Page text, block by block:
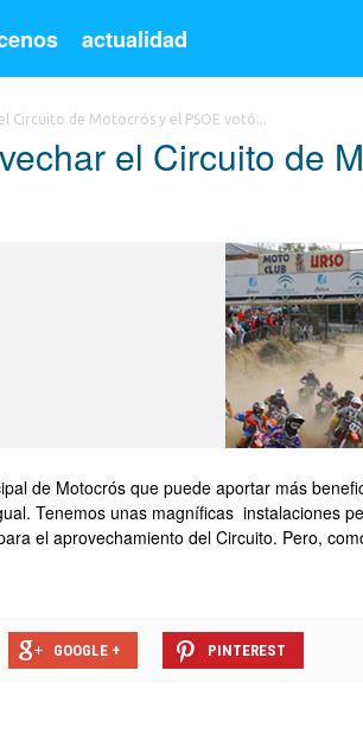
actualidad
Circuito de Motocrós y el PSOE votó...
el Circuito de
de Motocrós que puede aportar más
Tenemos unas magníficas instalaciones
el aprovechamiento del Circuito. Pero,
GOOGLE + PINTEREST